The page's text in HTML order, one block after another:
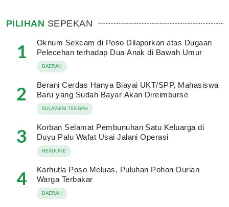
PILIHAN SEPEKAN
1
Oknum Sekcam di Poso Dilaporkan atas Dugaan
Pelecehan terhadap Dua Anak di Bawah Umur
DAERAH
2
Berani Cerdas Hanya Biayai UKT/SPP, Mahasiswa
Baru yang Sudah Bayar Akan Direimburse
SULAWESI TENGAH
3
Korban Selamat Pembunuhan Satu Keluarga di
Duyu Palu Wafat Usai Jalani Operasi
HEADLINE
4
Karhutla Poso Meluas, Puluhan Pohon Durian
Warga Terbakar
DAERAH